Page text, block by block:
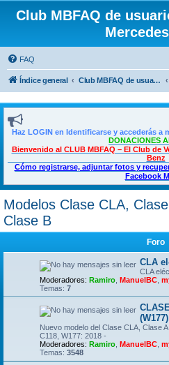
Club MBFAQ de
FAQ
Índice general Club MBFAQ de usuarios y entusiastas de Mercedes Benz
Haz LOGIN en Identificarse y accederás a
DONACIONES
Bienvenido al CLUB MBFAQ – El Club de
Benz
Cómo registrarse, adjuntar fotos y
Facebook
Modelos Clase CLA,
Clase B
Foro
CLA
CLA
Moderadores: Ramiro ManuelBC
Temas: 7
Nuevo modelo del Clase CLA, Clase
C118, W177: 2018 -
Moderadores: Ramiro ManuelBC
Temas: 3548